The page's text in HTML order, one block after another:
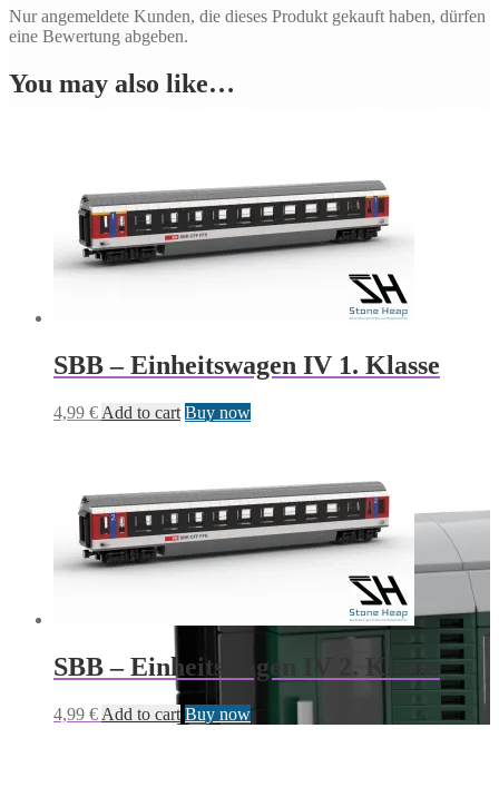
Nur angemeldete Kunden, die dieses Produkt gekauft haben, dürfen
eine Bewertung abgeben.
You may also like…
SBB – Einheitswagen IV 1. Klasse
4,99 € Add to cart Buy now
SBB – Einheitswagen IV 2. Klasse
4,99 € Add to cart Buy now